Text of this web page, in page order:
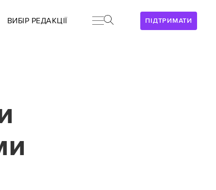
ПІДТРИМАТИ
ВИБІР РЕДАКЦІЇ